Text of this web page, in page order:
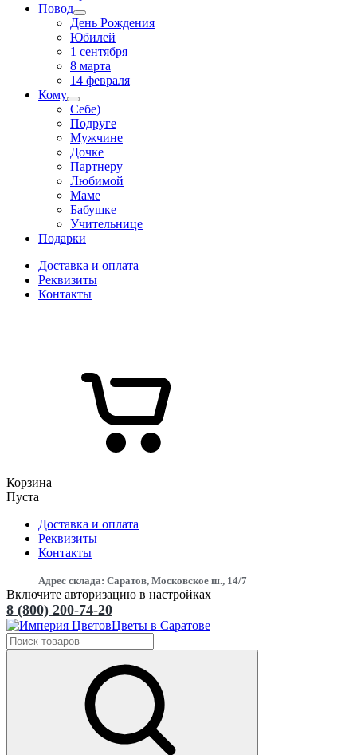
Повод
День Рождения
Юбилей
1 сентября
8 марта
14 февраля
Кому
Себе)
Подруге
Мужчине
Дочке
Партнеру
Любимой
Маме
Бабушке
Учительнице
Подарки
Доставка и оплата
Реквизиты
Контакты
Корзина
Пуста
Доставка и оплата
Реквизиты
Контакты
Адрес склада: Саратов, Московское ш., 14/7
Включите авторизацию в настройках
8 (800) 200-74-20
Цветы в Саратове